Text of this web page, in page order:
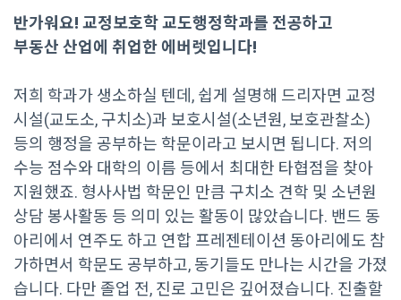
반가워요! 교정보호학 교도행정학과를 전공하고
부동산 산업에 취업한 에버렛입니다!
저희 학과가 생소하실 텐데, 쉽게 설명해 드리자면 교정
시설(교도소, 구치소)과 보호시설(소년원, 보호관찰소)
등의 행정을 공부하는 학문이라고 보시면 됩니다. 저의
수능 점수와 대학의 이름 등에서 최대한 타협점을 찾아
지원했죠. 형사사법 학문인 만큼 구치소 견학 및 소년원
상담 봉사활동 등 의미 있는 활동이 많았습니다. 밴드 동
아리에서 연주도 하고 연합 프레젠테이션 동아리에도 참
가하면서 학문도 공부하고, 동기들도 만나는 시간을 가졌
습니다. 다만 졸업 전, 진로 고민은 깊어졌습니다. 진출할